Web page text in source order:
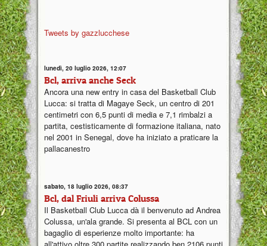
Tweets by gazzlucchese
lunedì, 20 luglio 2026, 12:07
Bcl, arriva anche Seck
Ancora una new entry in casa del Basketball Club
Lucca: si tratta di Magaye Seck, un centro di 201
centimetri con 6,5 punti di media e 7,1 rimbalzi a
partita, cestisticamente di formazione italiana, nato
nel 2001 in Senegal, dove ha iniziato a praticare la
pallacanestro
sabato, 18 luglio 2026, 08:37
Bcl, dal Friuli arriva Colussa
Il Basketball Club Lucca dà il benvenuto ad Andrea
Colussa, un'ala grande. Si presenta al BCL con un
bagaglio di esperienze molto importante: ha
all'attivo oltre 300 partite realizzando ben 2106 punti